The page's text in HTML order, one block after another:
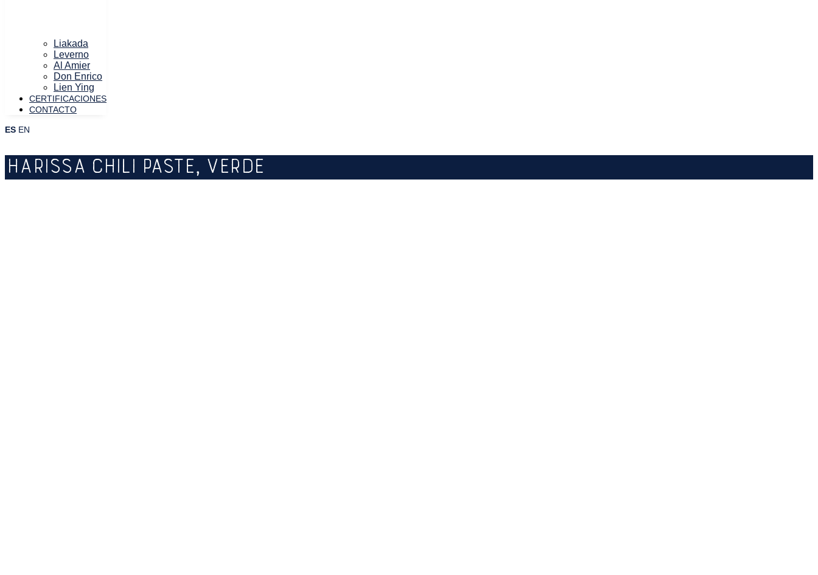
Liakada
Leverno
Al Amier
Don Enrico
Lien Ying
CERTIFICACIONES
CONTACTO
ES EN
HARISSA CHILI PASTE, VERDE